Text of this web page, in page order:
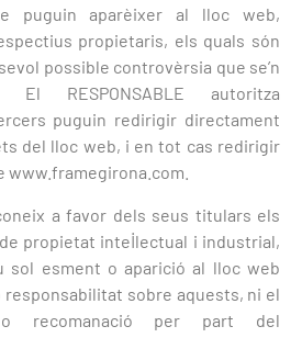
puguin aparèixer al lloc web,
propietaris, els quals són
possible controvèrsia que se’n
El RESPONSABLE autoritza
puguin redirigir directament
del lloc web, i en tot cas redirigir
www.framegirona.com.
a favor dels seus titulars els
propietat intel·lectual i industrial,
sol esment o aparició al lloc web
responsabilitat sobre aquests, ni el
recomanació per part del